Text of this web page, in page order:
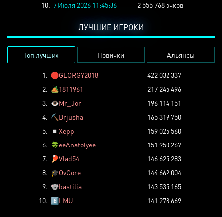
10. 7 Июля 2026 11:45:36 2 555 768 очков
ЛУЧШИЕ ИГРОКИ
Топ лучших Новички Альянсы
1. 🛑GEORGY2018
422 032 337
2. 🏕️1811961
217 245 496
3. 👁️Mr_Jor
196 114 151
4. ⛏️ Drjusha
165 319 750
5.
◽ Xepp
159 025 560
6. 🍀eeAnatolyee
151 950 267
7.
🏓Vlad54
146 625 283
8. 🎓OvCore
144 662 004
9. 🐨bastilia
143 535 165
10. 8️⃣LMU 141 278 669